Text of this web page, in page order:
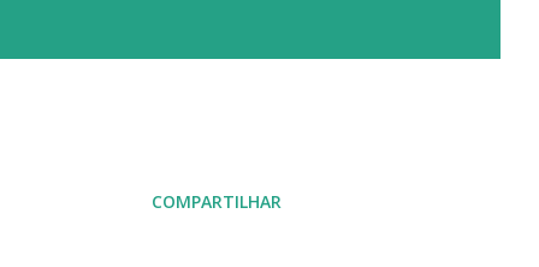
COMPARTILHAR